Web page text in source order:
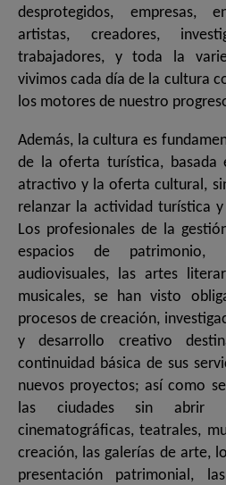
desprotegidos, empresas,
artistas, creadores,
trabajadores, y toda la
vivimos cada día de la cultura
los motores de nuestro
Además, la cultura es
de la oferta turística, basada
atractivo y la oferta cultural,
relanzar la actividad turística
Los profesionales de la
espacios de patrimonio,
audiovisuales, las artes
musicales, se han visto
procesos de creación,
y desarrollo creativo
continuidad básica de sus
nuevos proyectos; así como
las ciudades sin abrir
cinematográficas, teatrales,
creación, las galerías de arte,
presentación patrimonial,